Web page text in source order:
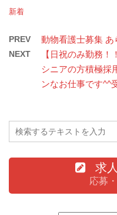
新着
PREV 動物看護士募集
NEXT
【日祝のみ勤務！
シニアの方積極採
ンなお仕事です
求
応募